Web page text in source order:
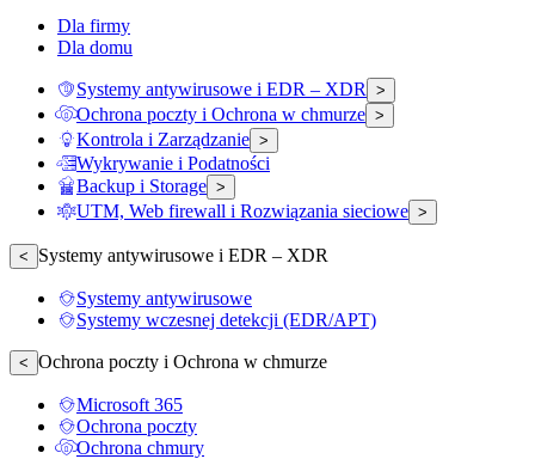
Dla firmy
Dla domu
Systemy antywirusowe i EDR – XDR >
Ochrona poczty i Ochrona w chmurze >
Kontrola i Zarządzanie >
Wykrywanie i Podatności
Backup i Storage >
UTM, Web firewall i Rozwiązania sieciowe >
< Systemy antywirusowe i EDR – XDR
Systemy antywirusowe
Systemy wczesnej detekcji (EDR/APT)
< Ochrona poczty i Ochrona w chmurze
Microsoft 365
Ochrona poczty
Ochrona chmury